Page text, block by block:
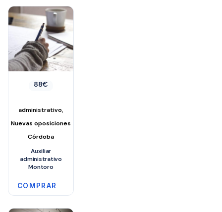
88€
administrativo,
Nuevas oposiciones
Córdoba
Auxiliar
administrativo
Montoro
COMPRAR